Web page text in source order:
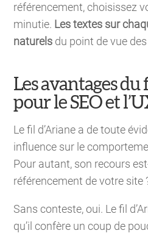
référencement, choisissez
minutie. Les textes sur
naturels du point de vue
Les avantages du
pour le SEO et
Le fil d’Ariane a de toute
influence sur le
Pour autant, son recours
référencement de votre site
Sans conteste, oui. Le fil
qu’il confère un coup de